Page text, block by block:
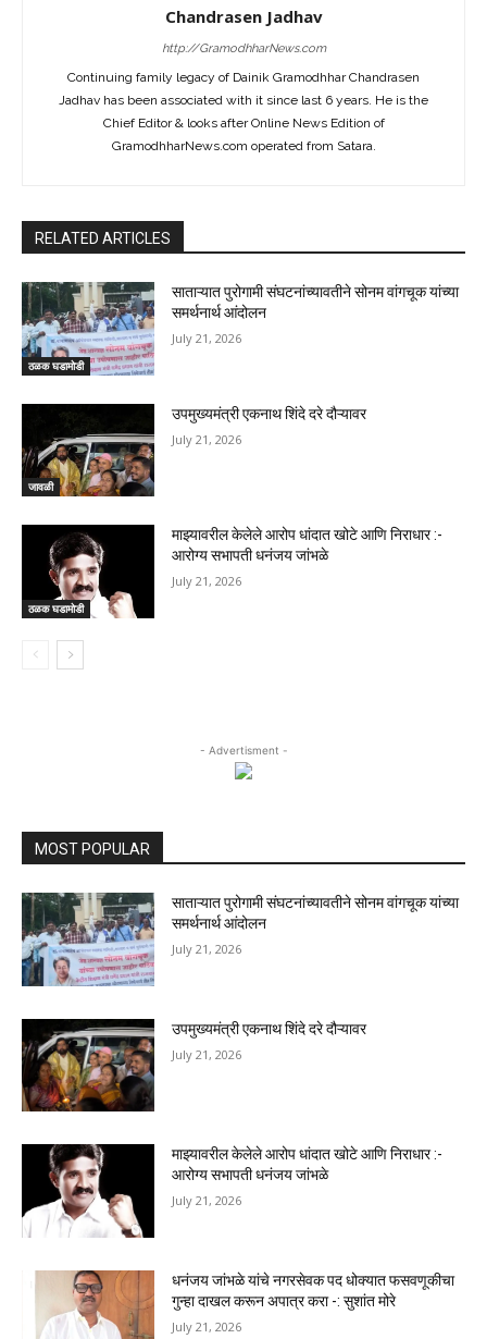
Chandrasen Jadhav
http://GramodhharNews.com
Continuing family legacy of Dainik Gramodhhar Chandrasen
Jadhav has been associated with it since last 6 years. He is the
Chief Editor & looks after Online News Edition of
GramodhharNews.com operated from Satara.
RELATED ARTICLES
ठळक घडामोडी
साताऱ्यात पुरोगामी संघटनांच्यावतीने सोनम वांगचूक यांच्या
समर्थनार्थ आंदोलन
July 21, 2026
जावळी
उपमुख्यमंत्री एकनाथ शिंदे दरे दौऱ्यावर
July 21, 2026
ठळक घडामोडी
माझ्यावरील केलेले आरोप धांदात खोटे आणि निराधार :-
आरोग्य सभापती धनंजय जांभळे
July 21, 2026
- Advertisment -
MOST POPULAR
साताऱ्यात पुरोगामी संघटनांच्यावतीने सोनम वांगचूक यांच्या
समर्थनार्थ आंदोलन
July 21, 2026
उपमुख्यमंत्री एकनाथ शिंदे दरे दौऱ्यावर
July 21, 2026
माझ्यावरील केलेले आरोप धांदात खोटे आणि निराधार :-
आरोग्य सभापती धनंजय जांभळे
July 21, 2026
धनंजय जांभळे यांचे नगरसेवक पद धोक्यात फसवणूकीचा
गुन्हा दाखल करून अपात्र करा -: सुशांत मोरे
July 21, 2026